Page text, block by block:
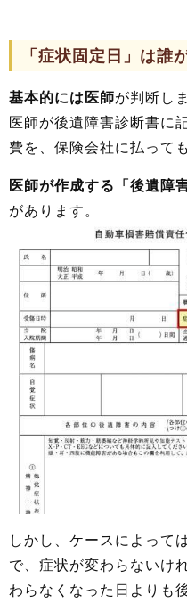
「症状固定日」は誰
基本的には医師が判断し
医師が後遺障害診断書に
費を、保険会社に払って
医師が作成する「後遺障
があります。
しかし、ケースによって
で、症状が変わらないけ
わらなくなった日よりも